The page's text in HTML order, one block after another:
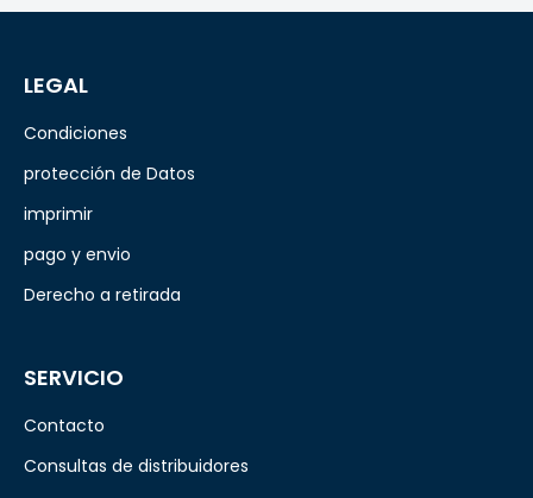
LEGAL
Condiciones
protección de Datos
imprimir
pago y envio
Derecho a retirada
SERVICIO
Contacto
Consultas de distribuidores